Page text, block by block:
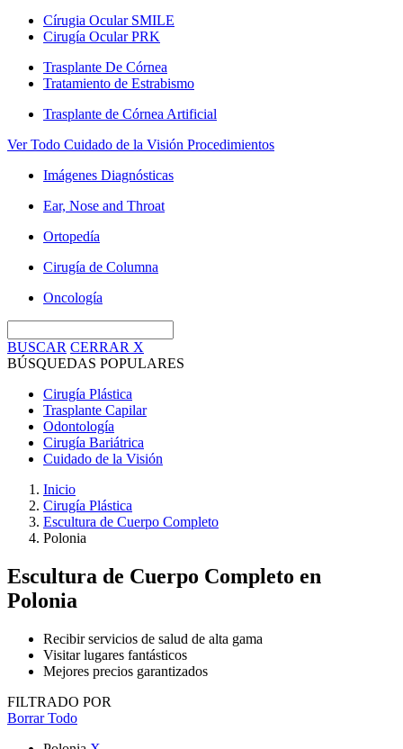
Círugia Ocular SMILE
Cirugía Ocular PRK
Trasplante De Córnea
Tratamiento de Estrabismo
Trasplante de Córnea Artificial
Ver Todo Cuidado de la Visión Procedimientos
Imágenes Diagnósticas
Ear, Nose and Throat
Ortopedía
Cirugía de Columna
Oncología
BUSCAR CERRAR X
BÚSQUEDAS POPULARES
Cirugía Plástica
Trasplante Capilar
Odontología
Cirugía Bariátrica
Cuidado de la Visión
Inicio
Cirugía Plástica
Escultura de Cuerpo Completo
Polonia
Escultura de Cuerpo Completo en
Polonia
Recibir servicios de salud de alta gama
Visitar lugares fantásticos
Mejores precios garantizados
FILTRADO POR
Borrar Todo